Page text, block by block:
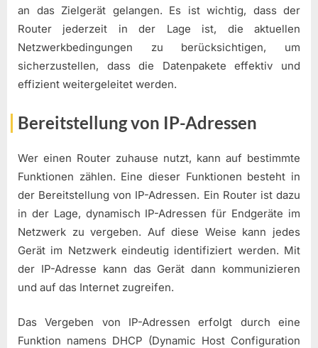
an das Zielgerät gelangen. Es ist wichtig, dass der
Router jederzeit in der Lage ist, die aktuellen
Netzwerkbedingungen zu berücksichtigen, um
sicherzustellen, dass die Datenpakete effektiv und
effizient weitergeleitet werden.
Bereitstellung von IP-Adressen
Wer einen Router zuhause nutzt, kann auf bestimmte
Funktionen zählen. Eine dieser Funktionen besteht in
der Bereitstellung von IP-Adressen. Ein Router ist dazu
in der Lage, dynamisch IP-Adressen für Endgeräte im
Netzwerk zu vergeben. Auf diese Weise kann jedes
Gerät im Netzwerk eindeutig identifiziert werden. Mit
der IP-Adresse kann das Gerät dann kommunizieren
und auf das Internet zugreifen.
Das Vergeben von IP-Adressen erfolgt durch eine
Funktion namens DHCP (Dynamic Host Configuration